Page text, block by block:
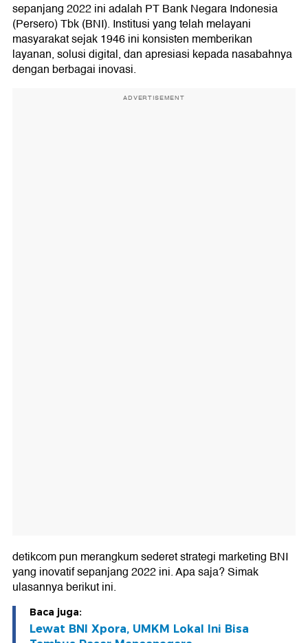
sepanjang 2022 ini adalah PT Bank Negara Indonesia
(Persero) Tbk (BNI). Institusi yang telah melayani
masyarakat sejak 1946 ini konsisten memberikan
layanan, solusi digital, dan apresiasi kepada nasabahnya
dengan berbagai inovasi.
ADVERTISEMENT
detikcom pun merangkum sederet strategi marketing BNI
yang inovatif sepanjang 2022 ini. Apa saja? Simak
ulasannya berikut ini.
Baca juga:
Lewat BNI Xpora, UMKM Lokal Ini Bisa